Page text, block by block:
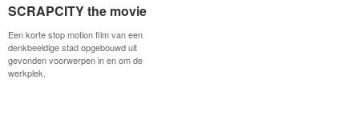
SCRAPCITY the movie
Een korte stop motion film van een
denkbeeldige stad opgebouwd uit
gevonden voorwerpen in en om de
werkplek.
SCRAPCITY the movie